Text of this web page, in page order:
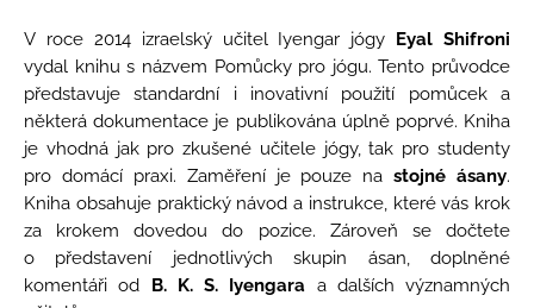
V roce 2014 izraelský učitel Iyengar jógy Eyal Shifroni
vydal knihu s názvem Pomůcky pro jógu. Tento průvodce
představuje standardní i inovativní použití pomůcek a
některá dokumentace je publikována úplně poprvé. Kniha
je vhodná jak pro zkušené učitele jógy, tak pro studenty
pro domácí praxi. Zaměření je pouze nastojné ásany.
Kniha obsahuje praktický návod a instrukce, které vás krok
za krokem dovedou do pozice. Zároveň se dočtete
o představení jednotlivých skupin ásan, doplněné
komentáři od B. K. S. Iyengara a dalších významných
LANECH
S
ADÉLOU
KOVALOVOU
5
790
Kč